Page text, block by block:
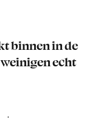
binnen in de
echt